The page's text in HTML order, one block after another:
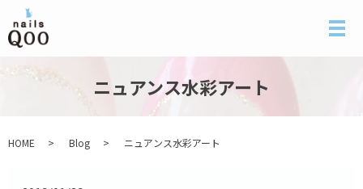
メ
ニュアンス水彩アート
HOME Blog ニュアンス水彩アート